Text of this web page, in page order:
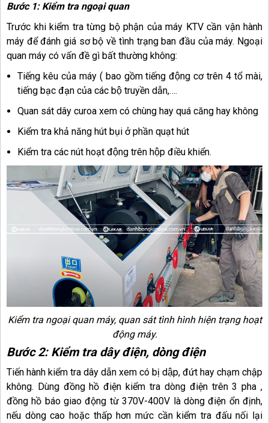
Bước 1: Kiểm tra ngoại quan
Trước khi kiểm tra từng bộ phận của máy KTV cần vận hành
máy để đánh giá sơ bộ về tình trạng ban đầu của máy. Ngoại
quan máy có vấn đề gì bất thường không:
Tiếng kêu của máy ( bao gồm tiếng động cơ trên 4 tổ mài,
tiếng bạc đạn của các bộ truyền dẫn,….
Quan sát dây curoa xem có chùng hay quá căng hay không
Kiểm tra khả năng hút bụi ở phần quạt hút
Kiểm tra các nút hoạt động trên hộp điều khiển.
Kiểm tra ngoại quan máy, quan sát tình hình hiện trạng hoạt
động máy.
Bước 2: Kiểm tra dây điện, dòng điện
Tiến hành kiểm tra dây dẫn xem có bị dập, đứt hay chạm chập
không. Dùng đồng hồ điện kiểm tra dòng điện trên 3 pha ,
đồng hồ báo giao động từ 370V-400V là dòng điện ổn định,
nếu dòng cao hoặc thấp hơn mức cần kiểm tra đấu nối lại